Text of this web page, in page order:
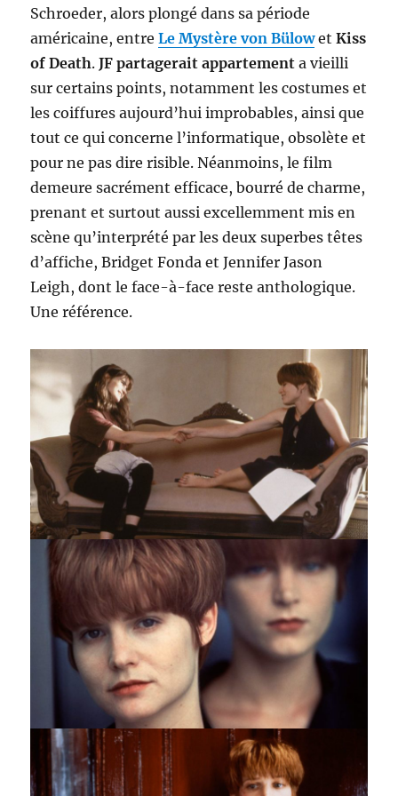
Schroeder, alors plongé dans sa période
américaine, entreLe Mystère von BülowetKiss
of Death.JF partagerait appartement a vieilli
sur certains points, notamment les costumes et
les coiffures aujourd’hui improbables, ainsi que
tout ce qui concerne l’informatique, obsolète et
pour ne pas dire risible. Néanmoins, le film
demeure sacrément efficace, bourré de charme,
prenant et surtout aussi excellemment mis en
scène qu’interprété par les deux superbes têtes
d’affiche, Bridget Fonda et Jennifer Jason
Leigh, dont le face-à-face reste anthologique.
Une référence.